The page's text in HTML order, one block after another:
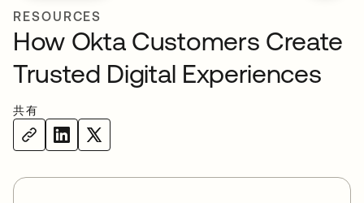
RESOURCES
How Okta Customers Create
Trusted Digital Experiences
共有